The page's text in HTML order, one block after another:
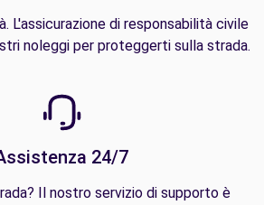
L'assicurazione di responsabilità civile
noleggi per proteggerti sulla strada.
24/7
Il nostro servizio di supporto è